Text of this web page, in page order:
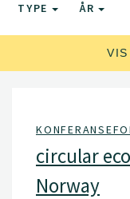
TYPE ÅR
circular
Norway